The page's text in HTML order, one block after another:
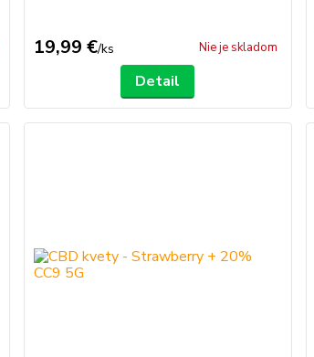
19,99 €/ks Nie je skladom
Detail